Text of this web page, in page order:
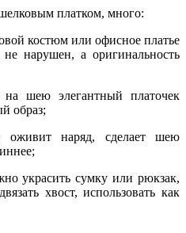
платком, много:
костюм или офисное платье
нарушен, а оригинальность
на шею элегантный платочек
образ;
оживит наряд, сделает шею
украсить сумку или рюкзак,
хвост, использовать как